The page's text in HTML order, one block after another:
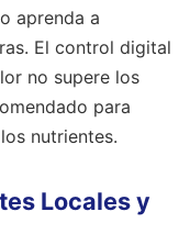
aprenda a
El control digital
no supere los
para
nutrientes.
Locales y